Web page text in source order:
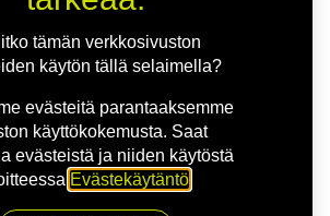
tämän verkkosivuston
käytön tällä selaimella?
evästeitä parantaaksemme
käyttökokemusta. Saat
evästeistä ja niiden käytöstä
Evästekäytäntö